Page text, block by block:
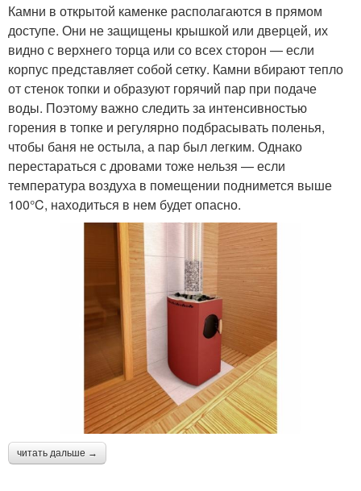
Камни в открытой каменке располагаются в прямом
доступе. Они не защищены крышкой или дверцей, их
видно с верхнего торца или со всех сторон — если
корпус представляет собой сетку. Камни вбирают тепло
от стенок топки и образуют горячий пар при подаче
воды. Поэтому важно следить за интенсивностью
горения в топке и регулярно подбрасывать поленья,
чтобы баня не остыла, а пар был легким. Однако
перестараться с дровами тоже нельзя — если
температура воздуха в помещении поднимется выше
100°C, находиться в нем будет опасно.
читать дальше →